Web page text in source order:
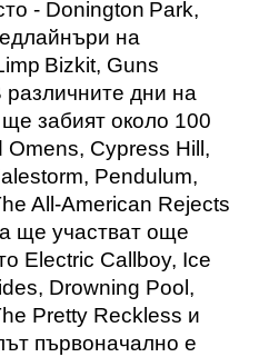
- Donington Park,
на
Bizkit, Guns
различните дни на
забият около 100
Omens, Cypress Hill,
Pendulum,
All-American Rejects
ще участват още
Electric Callboy, Ice
Drowning Pool,
Pretty Reckless и
първоначално е